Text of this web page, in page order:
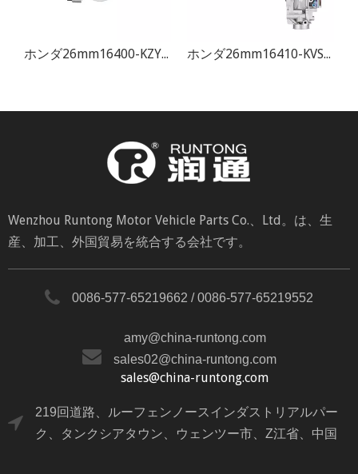
ホンダ26mm16410-KVS-F01モーターサイクルスロットルボディ 26MMモーターサイクルスロットルボディスロットルバルブ
Wenzhou Runtong Motor Vehicle Parts Co.、Ltd。は、生
産、加工、外国貿易を統合する会社です。
0086-577-65219662 / 0086-577-65219552
amy@china-runtong.com
sales02@china-runtong.com
sales@china-runtong.com
219回道路、ルーフェンノースインダストリアルパー
ク、タンクシアタウン、ウェンツー市、Z江省、中国